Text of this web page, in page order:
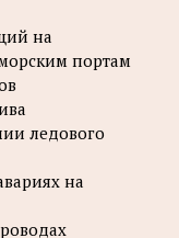
на
портам
ледового
на